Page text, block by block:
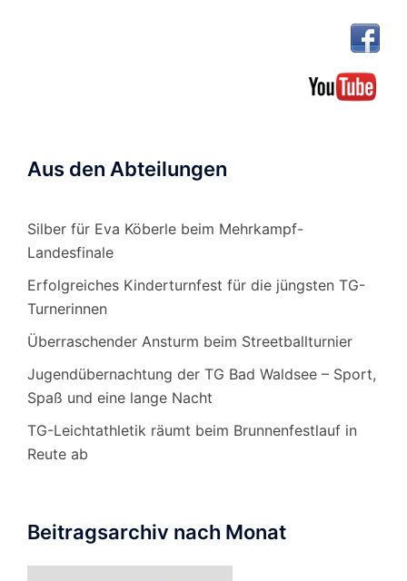
Aus den Abteilungen
Silber für Eva Köberle beim Mehrkampf-
Landesfinale
Erfolgreiches Kinderturnfest für die jüngsten TG-
Turnerinnen
Überraschender Ansturm beim Streetballturnier
Jugendübernachtung der TG Bad Waldsee – Sport,
Spaß und eine lange Nacht
TG-Leichtathletik räumt beim Brunnenfestlauf in
Reute ab
Beitragsarchiv nach Monat